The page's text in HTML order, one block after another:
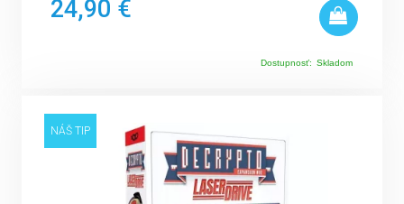
24,90 €
Dostupnosť: Skladom
NÁŠ TIP